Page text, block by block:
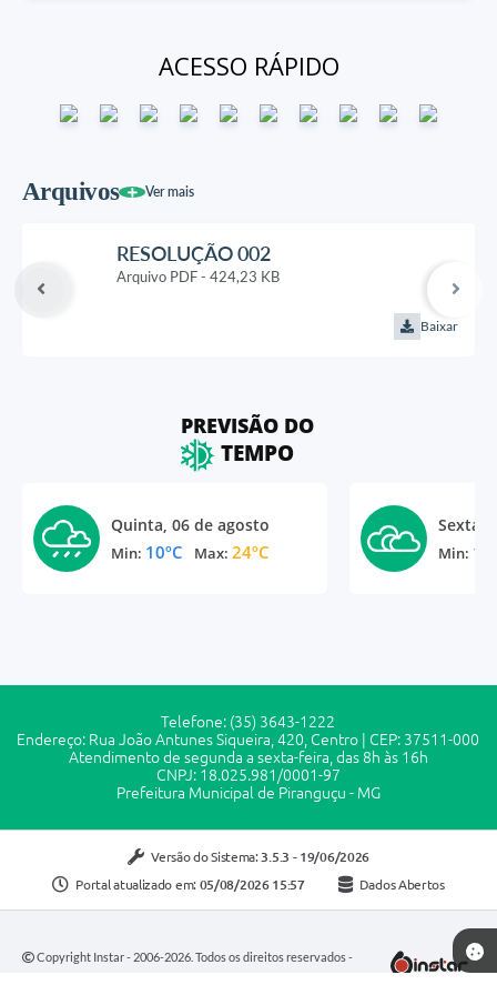
ACESSO RÁPIDO
Arquivos Ver mais
RESOLUÇÃO 002
PDF 424,23 KB
Baixar
PREVISÃO DO
TEMPO
Quinta, 06 de agosto
Min: 10ºC Max: 24ºC
Sexta,
Min:
Telefone: (35) 3643-1222
Endereço: Rua João Antunes Siqueira, 420, Centro | CEP: 37511-000
Atendimento de segunda a sexta-feira, das 8h às 16h
CNPJ: 18.025.981/0001-97
Prefeitura Municipal de Piranguçu - MG
Versão do Sistema: 3.5.3 - 19/06/2026
Portal atualizado em: 05/08/2026 15:57 Dados Abertos
Copyright Instar - 2006-2026. Todos os direitos reservados -